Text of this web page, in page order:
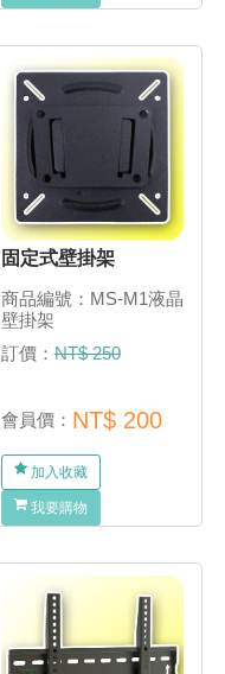
固定式壁掛架
商品編號：MS-M1液晶
壁掛架
訂價：NT$ 250
會員價： NT$ 200
加入收藏
我要購物